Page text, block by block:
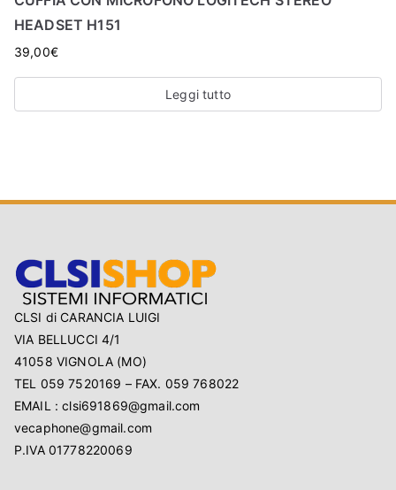
HEADSET H151
39,00€
Leggi tutto
CLSI di CARANCIA LUIGI
VIA BELLUCCI 4/1
41058 VIGNOLA (MO)
TEL 059 7520169 – FAX. 059 768022
EMAIL : clsi691869@gmail.com
vecaphone@gmail.com
P.IVA 01778220069